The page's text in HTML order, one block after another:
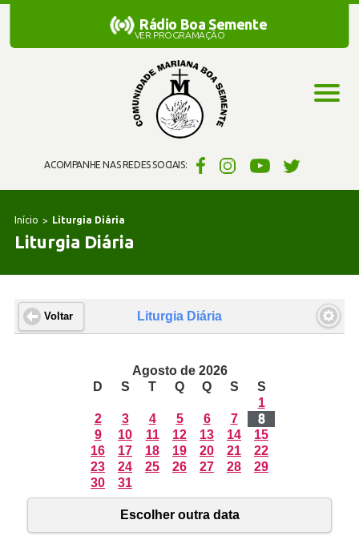
ACOMPANHE NAS REDES SOCIAIS:
Rádio Boa Semente
Rádio Boa Semente
VER PROGRAMAÇÃO
Início Liturgia Diária
Liturgia Diária